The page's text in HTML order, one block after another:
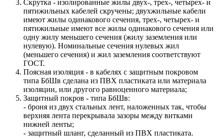
Скрутка - изолированные жилы двух-, трех-, четырех- и
пятижильных кабелей скручены; двухжильные кабели
имеют жилы одинакового сечения, трех-, четырех- и
пятижильные имеют все жилы одинакового сечения или
одну жилу меньшего сечения (жилу заземления или
нулевую). Номинальные сечения нулевых жил
(меньшего сечения) и жил заземления соответствуют
ГОСТ.
Поясная изоляция - в кабелях с защитным покровом
типа БбШв сделана из ПВХ пластиката или материала
изоляции, или другого равноценного материала;
Защитный покров - типа БбШв:
- броня из двух стальных лент, наложенных так, чтобы
верхняя лента перекрывала зазоры между витками
нижней ленты;
- защитный шланг, сделанный из ПВХ пластиката.